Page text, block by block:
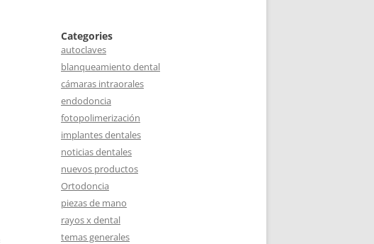
Categories
autoclaves
blanqueamiento dental
cámaras intraorales
endodoncia
fotopolimerización
implantes dentales
noticias dentales
nuevos productos
Ortodoncia
piezas de mano
rayos x dental
temas generales